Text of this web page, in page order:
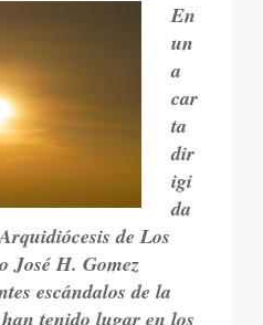
En
un
a
car
ta
dir
igi
da
de Los
José H. Gomez
escándalos de la
tenido lugar en los